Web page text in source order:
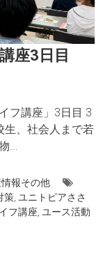
座3日目
フ講座」3日目 3
生、社会人まで若
...
報その他
策 ユニトピアささ
フ講座 ユース活動